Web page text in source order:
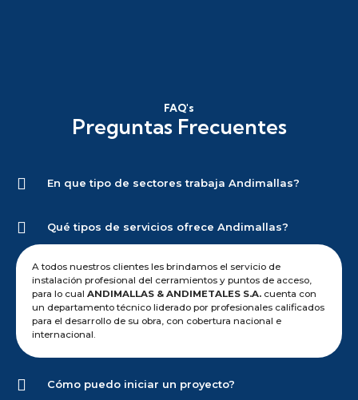
FAQ's
Preguntas Frecuentes
En que tipo de sectores trabaja Andimallas?
Qué tipos de servicios ofrece Andimallas?
A todos nuestros clientes les brindamos el servicio de
instalación profesional del cerramientos y puntos de acceso,
para lo cual ANDIMALLAS & ANDIMETALES S.A. cuenta con
un departamento técnico liderado por profesionales calificados
para el desarrollo de su obra, con cobertura nacional e
internacional.
Cómo puedo iniciar un proyecto?